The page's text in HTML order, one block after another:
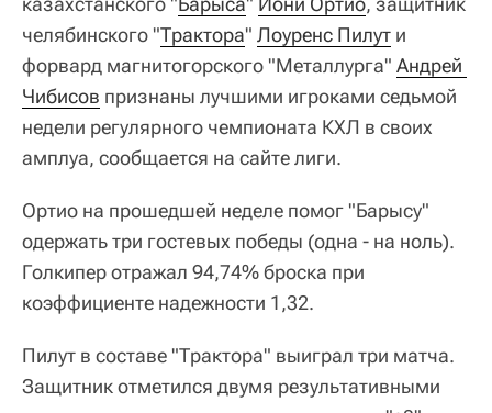
челябинского "Трактора" Лоуренс Пилут и
форвард магнитогорского "Металлурга" Андрей
Чибисов признаны лучшими игроками седьмой
недели регулярного чемпионата КХЛ в своих
амплуа, сообщается на сайте лиги.
Ортио на прошедшей неделе помог "Барысу"
одержать три гостевых победы (одна - на ноль).
Голкипер отражал 94,74% броска при
коэффициенте надежности 1,32.
Пилут в составе "Трактора" выиграл три матча.
Защитник отметился двумя результативными